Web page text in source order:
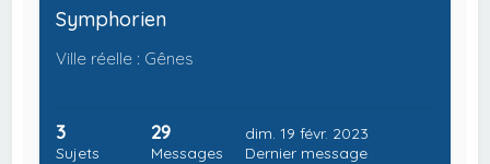
Symphorien
Ville réelle : Gênes
3
Sujets
29
Messages
dim. 19 févr. 2023
Dernier message